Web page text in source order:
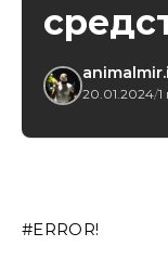
20.01.2024/
#ERROR!